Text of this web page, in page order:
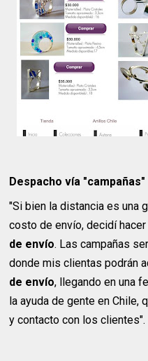
Despacho vía "campañas"
"Si bien la distancia es una
costo de envío, decidí
de envío. Las campañas
donde mis clientas podrán
de envío, llegando en una
la ayuda de gente en Chile,
y contacto con los clientes".